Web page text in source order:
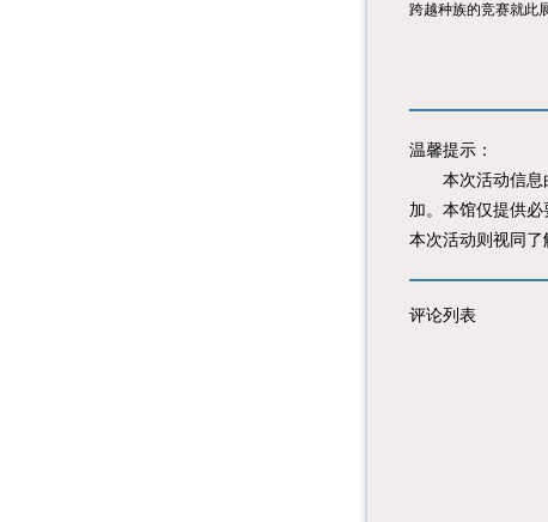
跨越种族的竞赛就此
温馨提示：
本次活动信息由
加。本馆仅提供
本次活动则视同了
评论列表